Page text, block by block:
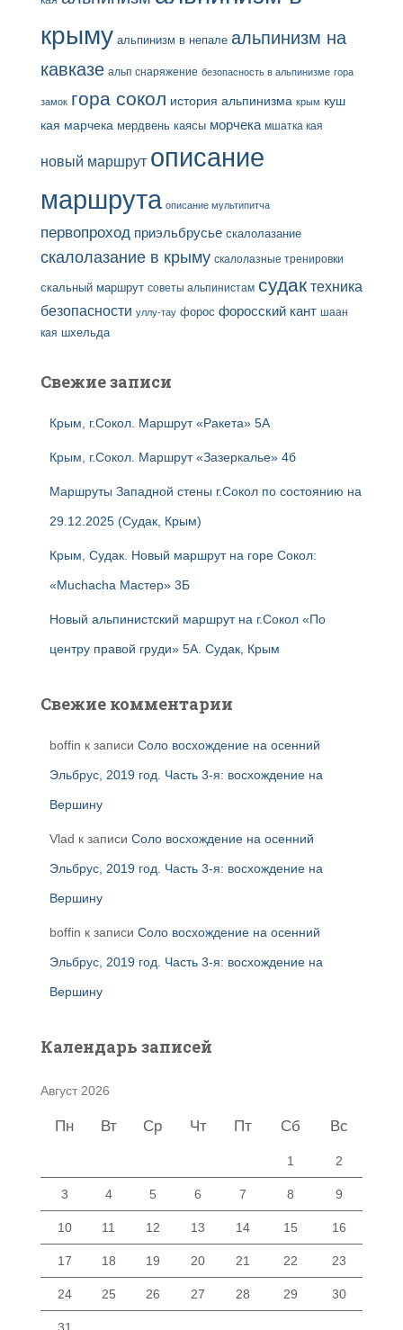
крыму альпинизм в непале альпинизм на
кавказе альп снаряжение безопасность в альпинизме гора
замок гора сокол история альпинизма крым куш
кая марчека мердвень каясы морчека мшатка кая
новый маршрут описание
маршрута описание мультипитча
первопроход приэльбрусье скалолазание
скалолазание в крыму скалолазные тренировки
скальный маршрут советы альпинистам судак техника
безопасности уллу-тау форос форосский кант шаан
кая шхельда
Свежие записи
Крым, г.Сокол. Маршрут «Ракета» 5А
Крым, г.Сокол. Маршрут «Зазеркалье» 4б
Маршруты Западной стены г.Сокол по состоянию на
29.12.2025 (Судак, Крым)
Крым, Судак. Новый маршрут на горе Сокол:
«Muchacha Мастер» 3Б
Новый альпинистский маршрут на г.Сокол «По
центру правой груди» 5А. Судак, Крым
Свежие комментарии
boffin к записи Соло восхождение на осенний
Эльбрус, 2019 год. Часть 3-я: восхождение на
Вершину
Vlad к записи Соло восхождение на осенний
Эльбрус, 2019 год. Часть 3-я: восхождение на
Вершину
boffin к записи Соло восхождение на осенний
Эльбрус, 2019 год. Часть 3-я: восхождение на
Вершину
Календарь записей
Август 2026
Пн Вт Ср Чт Пт Сб Вс
1 2
3 4 5 6 7 8 9
10 11 12 13 14 15 16
17 18 19 20 21 22 23
24 25 26 27 28 29 30